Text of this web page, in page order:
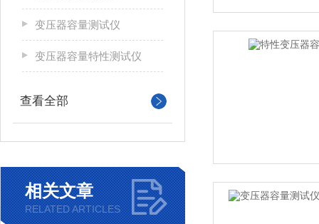
变压器容量测试仪
变压器容量特性测试仪
查看全部
相关文章
RELATED ARTICLES